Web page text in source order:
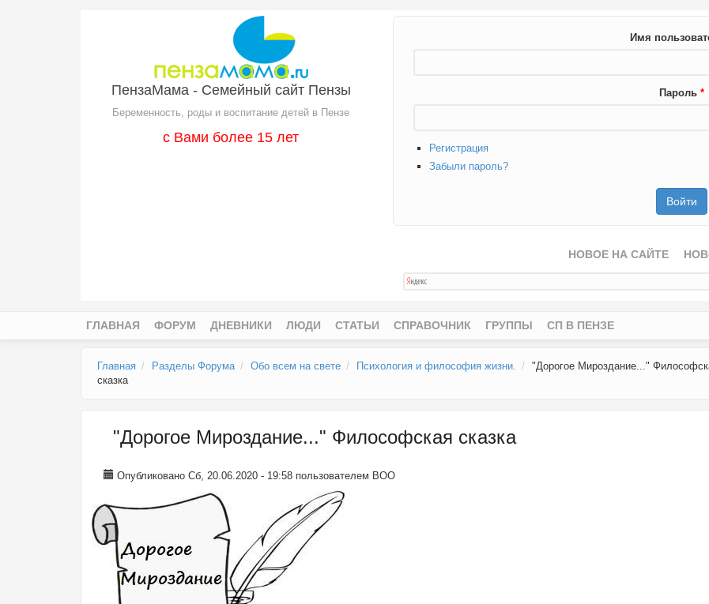
ПензаМама - Семейный сайт Пензы
Беременность, роды и воспитание детей в Пензе
с Вами более 15 лет
Имя
Пароль *
Регистрация
Забыли пароль?
НОВОЕ НА САЙТЕ
ГЛАВНАЯ ФОРУМ ДНЕВНИКИ ЛЮДИ СТАТЬИ СПРАВОЧНИК ГРУППЫ СП В ПЕНЗЕ
Главная Разделы Форума Обо всем на свете Психология и философия жизни.
"Дорогое Мироздание..."
сказка
"Дорогое Мироздание..." Философская сказка
Опубликовано Сб, 20.06.2020 - 19:58 пользователем BOO